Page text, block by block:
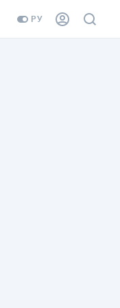
РУ